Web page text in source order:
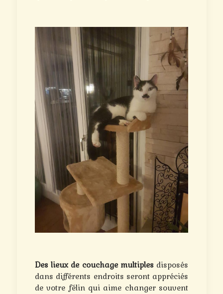
Des lieux de couchage multiplesdisposés
dans différents endroits seront appréciés
de votre félin qui aime changer souvent